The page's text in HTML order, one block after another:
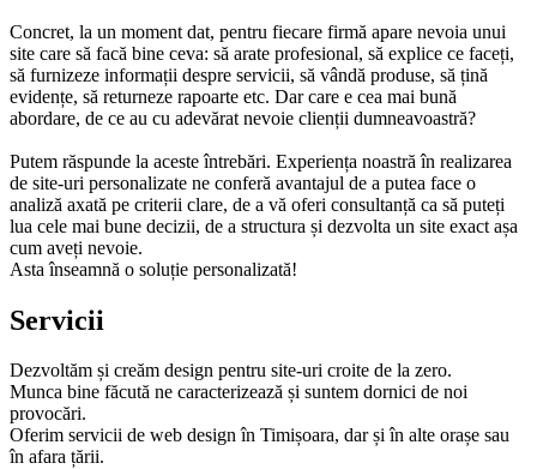
Concret, la un moment dat, pentru fiecare firmă apare nevoia unui
site care să facă bine ceva: să arate profesional, să explice ce faceți,
să furnizeze informații despre servicii, să vândă produse, să țină
evidențe, să returneze rapoarte etc. Dar care e cea mai bună
abordare, de ce au cu adevărat nevoie clienții dumneavoastră?
Putem răspunde la aceste întrebări. Experiența noastră în realizarea
de site-uri personalizate ne conferă avantajul de a putea face o
analiză axată pe criterii clare, de a vă oferi consultanță ca să puteți
lua cele mai bune decizii, de a structura și dezvolta un site exact așa
cum aveți nevoie.
Asta înseamnă o soluție personalizată!
Servicii
Dezvoltăm și creăm design pentru site-uri croite de la zero.
Munca bine făcută ne caracterizează și suntem dornici de noi
provocări.
Oferim servicii de web design în Timișoara, dar și în alte orașe sau
în afara țării.